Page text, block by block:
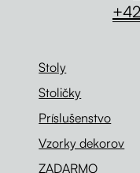
Stoly
Stoličky
Príslušenstvo
Vzorky dekorov
ZADARMO